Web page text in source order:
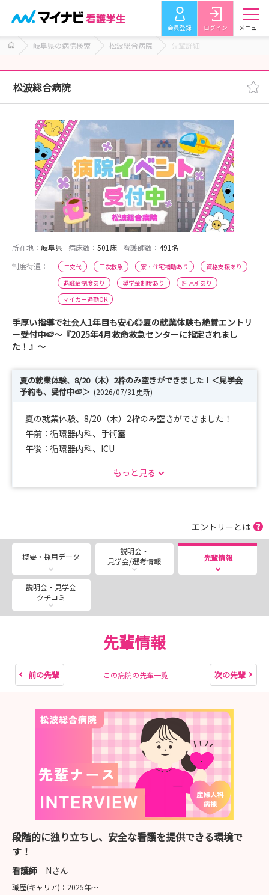
会員登録 ログイン メニュー
岐阜県の病院検索 松波総合病院 先輩詳細
松波総合病院
所在地： 岐阜県 病床数： 501床 看護師数： 491名
制度待遇：
二交代 三次救急 寮・住宅補助あり
資格支援あり
退職金制度あり
奨学金制度あり
託児所あり
マイカー通勤OK
手厚い指導で社会人1年目も安心◎夏の就業体験も絶賛エントリ
ー受付中🍉～『2025年4月救命救急センターに指定されまし
た！』〜
夏の就業体験、8/20（木）2枠のみ空きができました！＜見学会
予約も、受付中🍉＞ (2026/07/31更新)
夏の就業体験、8/20（木）2枠のみ空きができました！
午前：循環器内科、手術室
午後：循環器内科、ICU
ここでは、みなさんの看護師デビューまでの道のり『Ｍ
（まつなみ）フロー』をわかりやすくご案内します✨
🌈Mフローチャート🌈
いろんな病院の話を軽く聞きたい→ STEP ０：就職ガイ
ダンスに行ってみよう🏥
に参加しよう🩺
国試対策してもらえるなんてラッキーと思った方→
まつなみ受けるの決めた✨→ STEP 4：採用試験に応募
🎀STEP ０：就職ガイダンスに行ってみよう🏥
短時間でいろんな病院の話が聞けるのはオトク🥰
まずは話をきいてみよう✨
🎀STEP 1：病院見学に来てみよう🏥
「まずは見てみる」が第一歩✨
リアルな職場の雰囲気を感じられるチャンス！
先輩ナースや採用担当者へ質問し放題👀💬希望日程を教え
てください🙌
もっと見る
エントリーとは
概要・採用データ
説明会・
見学会/選考情報
先輩情報
説明会・見学会
クチコミ
先輩情報
前の先輩 この病院の先輩一覧 次の先輩
段階的に独り立ちし、安全な看護を提供できる環境で
す！
看護師 Nさん
職歴(キャリア)： 2025年〜